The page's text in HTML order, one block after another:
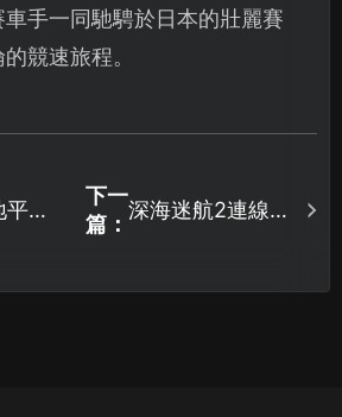
車手一同馳騁於日本的壯麗賽
競速旅程。
線6
下一
篇：
深海迷航2連線中
策！